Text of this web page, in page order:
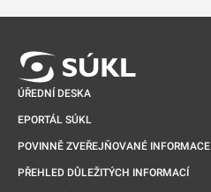
ÚŘEDNÍ DESKA
EPORTÁL SÚKL
POVINNĚ ZVEŘEJŇOVANÉ INFORMACE
PŘEHLED DŮLEŽITÝCH INFORMACÍ